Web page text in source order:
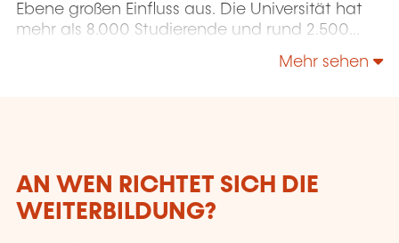
Ebene großen Einfluss aus. Die Universität hat
mehr als 8.000 Studierende und rund 2.500
Beschäftigte. 60 % der Studierenden stammen
nicht aus Luxemburg, und die Mehrheit der
Gesundheit sowie nachhaltige und
gesellschaftliche Entwicklung. Die
Studierenden können zwischen 23 Bachelor-
Mehr sehen
AN WEN RICHTET SICH DIE
WEITERBILDUNG?